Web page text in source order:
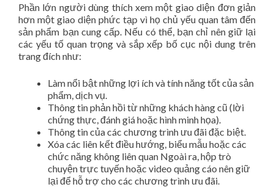
Phần lớn người dùng thích xem một giao diện đơn giản
hơn một giao diện phức tạp vì họ chủ yếu quan tâm đến
sản phẩm bạn cung cấp. Nếu có thể, bạn chỉ nên giữ lại
các yếu tố quan trọng và sắp xếp bố cục nội dung trên
trang đích như:
Làm nổi bật những lợi ích và tính năng tốt của sản
phẩm, dịch vụ.
Thông tin phản hồi từ những khách hàng cũ (lời
chứng thực, đánh giá hoặc hình minh họa).
Thông tin của các chương trình ưu đãi đặc biệt.
Xóa các liên kết điều hướng, biểu mẫu hoặc các
chức năng không liên quan Ngoài ra, hộp trò
chuyện trực tuyến hoặc video quảng cáo nên giữ
lại để hỗ trợ cho các chương trình ưu đãi.